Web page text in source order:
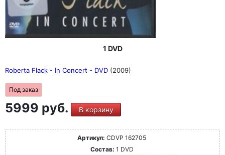
1 DVD
Roberta Flack - In Concert - DVD (2009)
Под заказ
5999 руб. В корзину
Артикул: CDVP 162705
Состав: 1 DVD